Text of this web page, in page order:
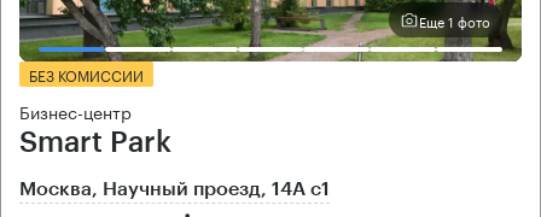
Еще 1 фото
БЕЗ КОМИССИИ
Бизнес-центр
Smart Park
Москва, Научный проезд, 14А с1